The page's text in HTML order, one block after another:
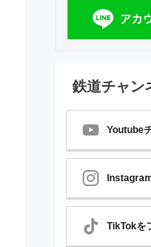
鉄道チャン
Youtube
TikTokを